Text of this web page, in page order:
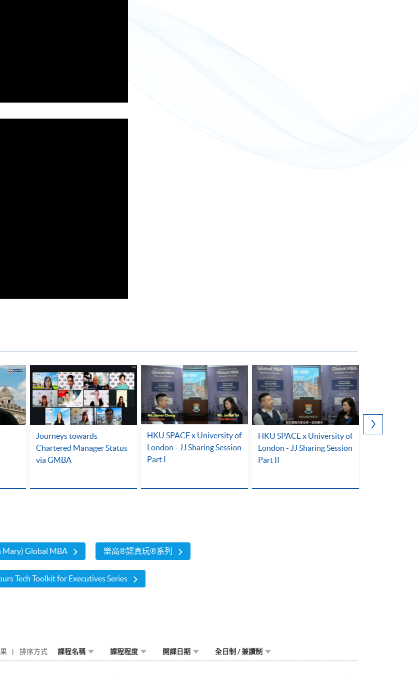
Journeys towards
Chartered Manager Status
via GMBA
HKU SPACE x University of
London - JJ Sharing Session
Part I
HKU SPACE x University of
London - JJ Sharing Session
Part II
潮學ArtTech
Mary) Global MBA 樂高®認真玩®系列
Tech Toolkit for Executives Series
排序方式 課程名稱 課程程度 開課日期 全日制 / 兼讀制